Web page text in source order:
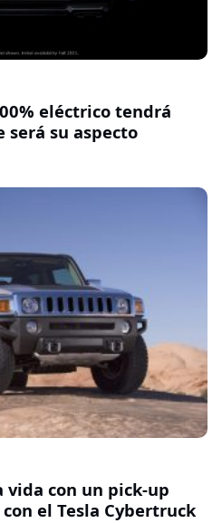
eléctrico tendrá
será su aspecto
vida con un pick-up
el Tesla Cybertruck